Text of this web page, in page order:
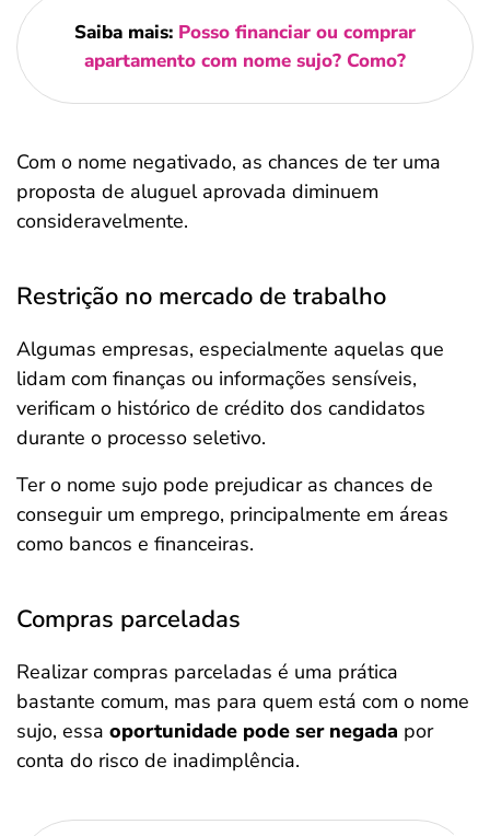
Saiba mais: Posso financiar ou comprar
apartamento com nome sujo? Como?
Com o nome negativado, as chances de ter uma
proposta de aluguel aprovada diminuem
consideravelmente.
Restrição no mercado de trabalho
Algumas empresas, especialmente aquelas que
lidam com finanças ou informações sensíveis,
verificam o histórico de crédito dos candidatos
durante o processo seletivo.
Ter o nome sujo pode prejudicar as chances de
conseguir um emprego, principalmente em áreas
como bancos e financeiras.
Compras parceladas
Realizar compras parceladas é uma prática
bastante comum, mas para quem está com o nome
sujo, essa oportunidade pode ser negada por
conta do risco de inadimplência.